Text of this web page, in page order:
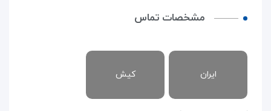
مشخصات تماس
ایران کیش